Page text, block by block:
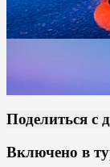
Поделиться с
Включено в